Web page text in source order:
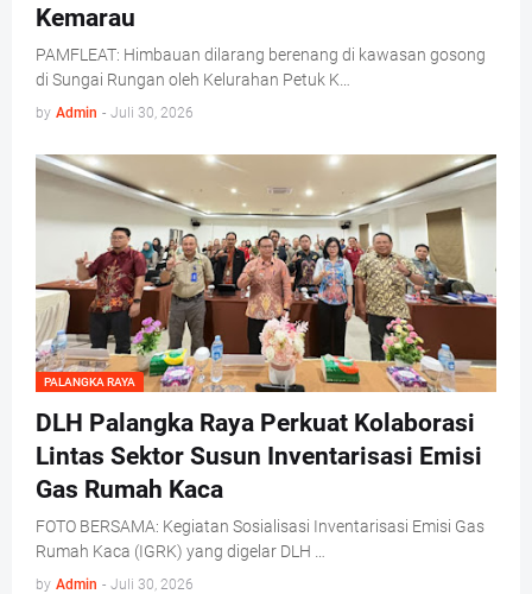
Kemarau
PAMFLEAT: Himbauan dilarang berenang di kawasan gosong
di Sungai Rungan oleh Kelurahan Petuk K…
by Admin - Juli 30, 2026
PALANGKA RAYA
DLH Palangka Raya Perkuat Kolaborasi
Lintas Sektor Susun Inventarisasi Emisi
Gas Rumah Kaca
FOTO BERSAMA: Kegiatan Sosialisasi Inventarisasi Emisi Gas
Rumah Kaca (IGRK) yang digelar DLH …
by Admin - Juli 30, 2026